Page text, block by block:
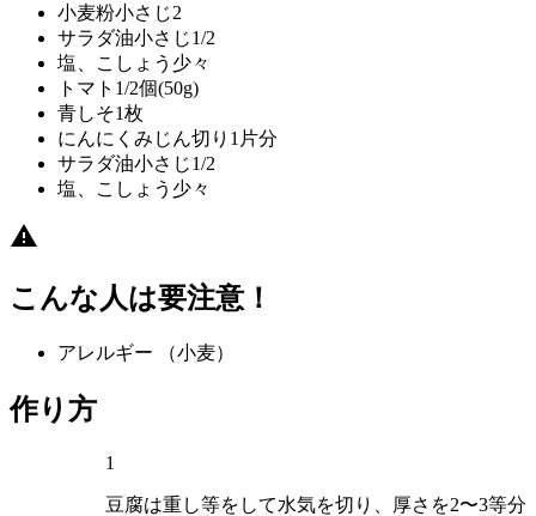
小麦粉小さじ2
サラダ油小さじ1/2
塩、こしょう 少々
トマト 1/2個(50g)
青しそ1枚
にんにくみじん切り 1片分
サラダ油小さじ1/2
塩、こしょう 少々
こんな人は要注意！
アレルギー （小麦）
作り方
1
豆腐は重し等をして水気を切り、厚さを2〜3等分